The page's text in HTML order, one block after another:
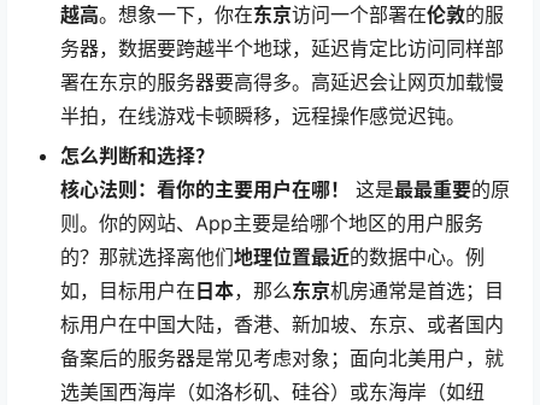
越高。想象一下，你在东京访问一个部署在伦敦的服
务器，数据要跨越半个地球，延迟肯定比访问同样部
署在东京的服务器要高得多。高延迟会让网页加载慢
半拍，在线游戏卡顿瞬移，远程操作感觉迟钝。
怎么判断和选择？
核心法则：看你的主要用户在哪！
这是最最重要的原
则。你的网站、App主要是给哪个地区的用户服务
的？那就选择离他们地理位置最近的数据中心。例
如，目标用户在日本，那么东京机房通常是首选；目
标用户在中国大陆，香港、新加坡、东京、或者国内
备案后的服务器是常见考虑对象；面向北美用户，就
选美国西海岸（如洛杉矶、硅谷）或东海岸（如纽